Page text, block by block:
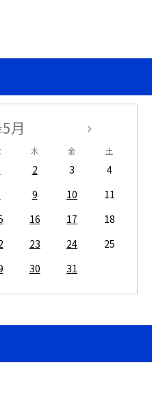
5月
木 金 土
2 3
4
9 10
11
16 17
18
23 24
25
30 31